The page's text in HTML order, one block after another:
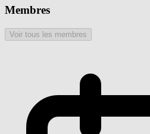
Membres
Voir tous les membres